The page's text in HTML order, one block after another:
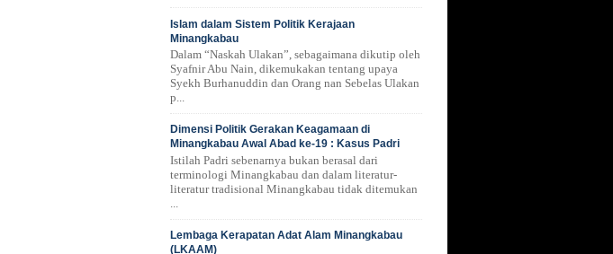
Islam dalam Sistem Politik Kerajaan
Minangkabau
Dalam “Naskah Ulakan”, sebagaimana dikutip oleh
Syafnir Abu Nain, dikemukakan tentang upaya
Syekh Burhanuddin dan Orang nan Sebelas Ulakan
p...
Dimensi Politik Gerakan Keagamaan di
Minangkabau Awal Abad ke-19 : Kasus Padri
Istilah Padri sebenarnya bukan berasal dari
terminologi Minangkabau dan dalam literatur-
literatur tradisional Minangkabau tidak ditemukan
Lembaga Kerapatan Adat Alam Minangkabau
(LKAAM)